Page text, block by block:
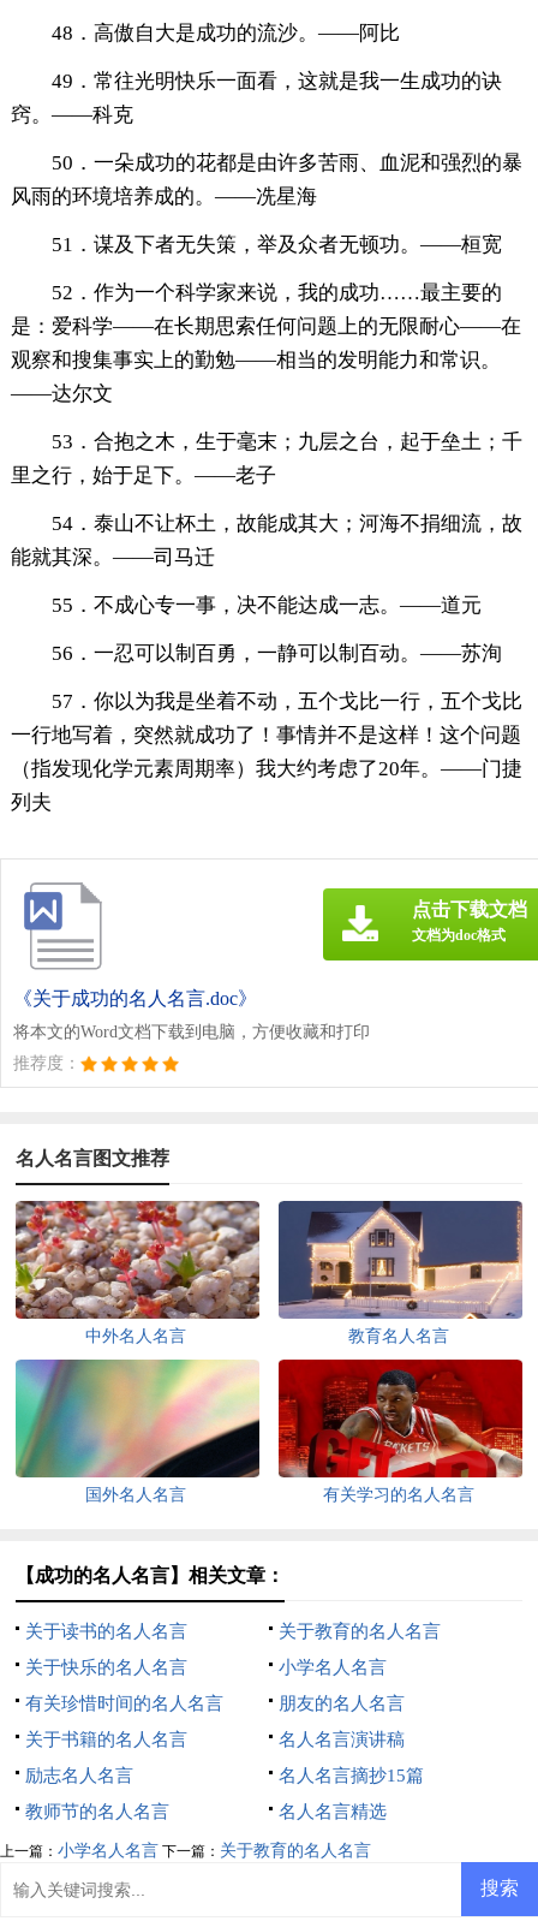
48．高傲自大是成功的流沙。——阿比
49．常往光明快乐一面看，这就是我一生成功的诀
窍。——科克
50．一朵成功的花都是由许多苦雨、血泥和强烈的暴
风雨的环境培养成的。——冼星海
51．谋及下者无失策，举及众者无顿功。——桓宽
52．作为一个科学家来说，我的成功……最主要的
是：爱科学——在长期思索任何问题上的无限耐心——在
观察和搜集事实上的勤勉——相当的发明能力和常识。
——达尔文
53．合抱之木，生于毫末；九层之台，起于垒土；千
里之行，始于足下。——老子
54．泰山不让杯土，故能成其大；河海不捐细流，故
能就其深。——司马迁
55．不成心专一事，决不能达成一志。——道元
56．一忍可以制百勇，一静可以制百动。——苏洵
57．你以为我是坐着不动，五个戈比一行，五个戈比
一行地写着，突然就成功了！事情并不是这样！这个问题
（指发现化学元素周期率）我大约考虑了20年。——门捷
列夫
《关于成功的名人名言.doc》
将本文的Word文档下载到电脑，方便收藏和打印
推荐度：
点击下载文档
文档为doc格式
名人名言图文推荐
中外名人名言 教育名人名言
国外名人名言 有关学习的名人名言
【成功的名人名言】相关文章：
关于读书的名人名言
关于教育的名人名言
关于快乐的名人名言
小学名人名言
有关珍惜时间的名人名言
朋友的名人名言
关于书籍的名人名言
名人名言演讲稿
励志名人名言
名人名言摘抄15篇
教师节的名人名言
名人名言精选
上一篇： 小学名人名言 下一篇： 关于教育的名人名言